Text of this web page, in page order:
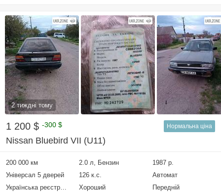
2 тиждні тому
1 200 $ -300 $ Нормальна ціна
Nissan Bluebird VII (U11)
200 000 км 2.0 л, Бензин
1987 р.
Універсал 5 дверей
126 к.с.
Автомат
Українська реєстрація
Хороший Передній